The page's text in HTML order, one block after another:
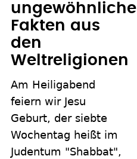
ungewöhnliche
Fakten aus
den
Weltreligionen
Am Heiligabend
feiern wir Jesu
Geburt, der siebte
Wochentag heißt im
Judentum "Shabbat",